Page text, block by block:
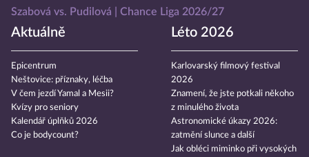
Szabová vs. Pudilová
Chance Liga 2026/27
Aktuálně
Epicentrum
Neštovice: příznaky, léčba
V čem jezdí Yamal a Mesii?
Kvízy pro seniory
Kalendář úplňků 2026
Co je bodycount?
Léto 2026
Karlovarský filmový festival
2026
Znamení, že jste potkali někoho
z minulého života
Astronomické úkazy 2026:
zatmění slunce a další
Jak obléci miminko při vysokých